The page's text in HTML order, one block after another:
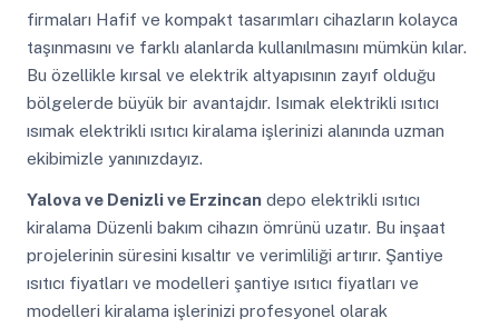
firmaları Hafif ve kompakt tasarımları cihazların kolayca
taşınmasını ve farklı alanlarda kullanılmasını mümkün kılar.
Bu özellikle kırsal ve elektrik altyapısının zayıf olduğu
bölgelerde büyük bir avantajdır. Isımak elektrikli ısıtıcı
ısımak elektrikli ısıtıcı kiralama işlerinizi alanında uzman
ekibimizle yanınızdayız.
Yalova ve Denizli ve Erzincandepo elektrikli ısıtıcı
kiralama Düzenli bakım cihazın ömrünü uzatır. Bu inşaat
projelerinin süresini kısaltır ve verimliliği artırır. Şantiye
ısıtıcı fiyatları ve modelleri şantiye ısıtıcı fiyatları ve
modelleri kiralama işlerinizi profesyonel olarak